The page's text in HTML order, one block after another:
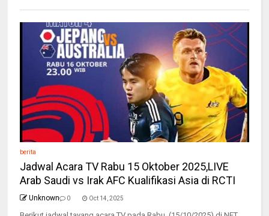
berita
Jadwal Acara TV Rabu 15 Oktober 2025,LIVE
Arab Saudi vs Irak AFC Kualifikasi Asia di RCTI
Unknown 0 Oct 14, 2025